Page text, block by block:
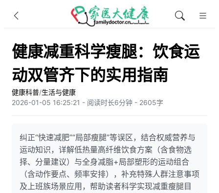
健康减重科学瘦腿：饮食运
动双管齐下的实用指南
健康科普/生活与健康
2026-01-05 16:25:21 - 阅读时长6分钟 - 2605字
纠正“快速减肥”“局部瘦腿”等误区，结合权威营养与
运动知识，详解低热量高纤维饮食方案（含食物选
择、分量建议）与全身减脂+局部塑形的运动组合
（含动作要点、频率安排），补充特殊人群注意事项
及上班族场景应用，帮助读者科学实现减重瘦腿目